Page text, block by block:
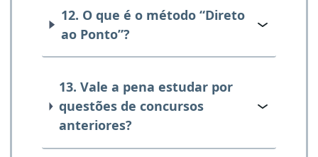
12. O que é o método “Direto
ao Ponto”?
13. Vale a pena estudar por
questões de concursos
anteriores?